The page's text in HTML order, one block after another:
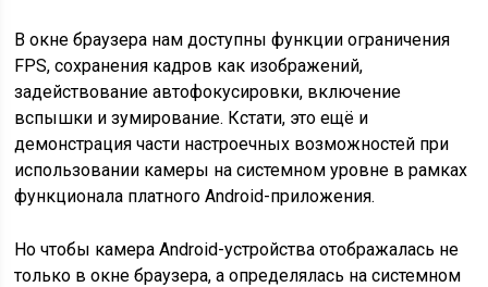
В окне браузера нам доступны функции ограничения
FPS, сохранения кадров как изображений,
задействование автофокусировки, включение
вспышки и зумирование. Кстати, это ещё и
демонстрация части настроечных возможностей при
использовании камеры на системном уровне в рамках
функционала платного Android-приложения.
Но чтобы камера Android-устройства отображалась не
только в окне браузера, а определялась на системном